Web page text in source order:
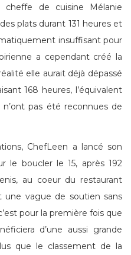
de cuisine Mélanie
plats durant 131 heures et
insuffisant pour
a cependant créé la
elle aurait déjà dépassé
168 heures, l’équivalent
pas été reconnues de
ChefLeen a lancé son
le boucler le 15, après 192
au coeur du restaurant
vague de soutien sans
pour la première fois que
d’une aussi grande
que le classement de la